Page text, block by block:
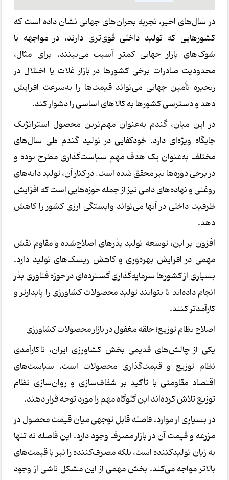
در سال‌های اخیر، تجربه بحران‌های جهانی نشان داده است که
کشورهایی که تولید داخلی قوی‌تری دارند، در مواجهه با
شوک‌های بازار جهانی کمتر آسیب می‌بینند. برای مثال،
محدودیت صادرات برخی کشورها در بازار غلات یا اختلال در
زنجیره تأمین جهانی می‌تواند قیمت‌ها را به‌سرعت افزایش
دهد و دسترسی کشورها به کالاهای اساسی را دشوار کند.
در این میان، گندم به‌عنوان مهم‌ترین محصول استراتژیک
جایگاه ویژه‌ای دارد. خودکفایی در تولید گندم طی سال‌های
مختلف به‌عنوان یک هدف مهم سیاست‌گذاری مطرح بوده و
در برخی دوره‌ها نیز محقق شده است. در کنار آن، تولید دانه‌های
روغنی و نهاده‌های دامی نیز از جمله حوزه‌هایی است که افزایش
ظرفیت داخلی در آنها می‌تواند وابستگی ارزی کشور را کاهش
دهد.
افزون بر این، توسعه تولید بذرهای اصلاح‌شده و مقاوم نقش
مهمی در افزایش بهره‌وری و کاهش ریسک‌های تولید دارد.
بسیاری از کشورها سرمایه‌گذاری گسترده‌ای در حوزه فناوری بذر
انجام داده‌اند تا بتوانند تولید محصولات کشاورزی را پایدارتر و
کارآمدتر کنند.
اصلاح نظام توزیع؛ حلقه مغفول در بازار محصولات کشاورزی
یکی از چالش‌های قدیمی بخش کشاورزی ایران، ناکارآمدی
نظام توزیع و قیمت‌گذاری محصولات است. سیاست‌های
اقتصاد مقاومتی با تأکید بر شفاف‌سازی و روان‌سازی نظام
توزیع تلاش کرده‌اند این گلوگاه مهم را مورد توجه قرار دهند.
در بسیاری از موارد، فاصله قابل توجهی میان قیمت محصول در
مزرعه و قیمت آن در بازار مصرف وجود دارد. این فاصله نه تنها
به زیان تولیدکننده است، بلکه مصرف‌کننده را نیز با قیمت‌های
بالاتر مواجه می‌کند. بخش مهمی از این مشکل ناشی از وجود